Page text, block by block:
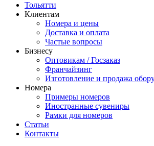
Тольятти
Клиентам
Номера и цены
Доставка и оплата
Частые вопросы
Бизнесу
Оптовикам / Госзаказ
Франчайзинг
Изготовление и продажа
Номера
Примеры номеров
Иностранные сувениры
Рамки для номеров
Статьи
Контакты